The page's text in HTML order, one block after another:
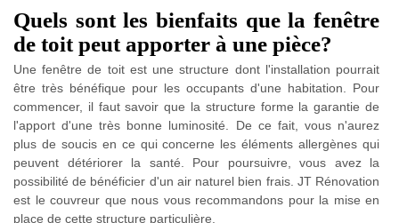
Quels sont les bienfaits que la fenêtre
de toit peut apporter à une pièce?
Une fenêtre de toit est une structure dont l'installation pourrait
être très bénéfique pour les occupants d'une habitation. Pour
commencer, il faut savoir que la structure forme la garantie de
l'apport d'une très bonne luminosité. De ce fait, vous n'aurez
plus de soucis en ce qui concerne les éléments allergènes qui
peuvent détériorer la santé. Pour poursuivre, vous avez la
possibilité de bénéficier d'un air naturel bien frais. JT Rénovation
est le couvreur que nous vous recommandons pour la mise en
place de cette structure particulière.